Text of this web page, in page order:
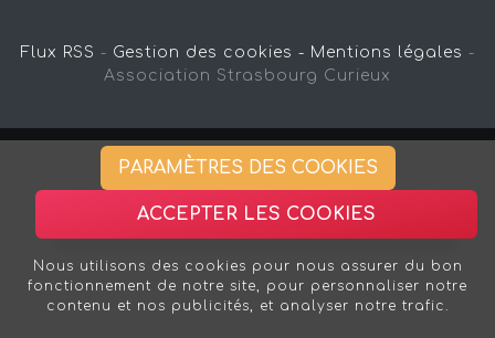
Flux RSS - Gestion des cookies - Mentions légales -
Association Strasbourg Curieux
PARAMÈTRES DES COOKIES
ACCEPTER LES COOKIES
Nous utilisons des cookies pour nous assurer du bon
fonctionnement de notre site, pour personnaliser notre
contenu et nos publicités, et analyser notre trafic.